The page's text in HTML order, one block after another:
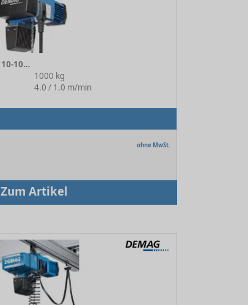
Elektrokettenzug DC-Com 10-1000 1/1 H4 V4/1
1000 kg
4.0 / 1.0 m/min
ohne MwSt.
Zum Artikel